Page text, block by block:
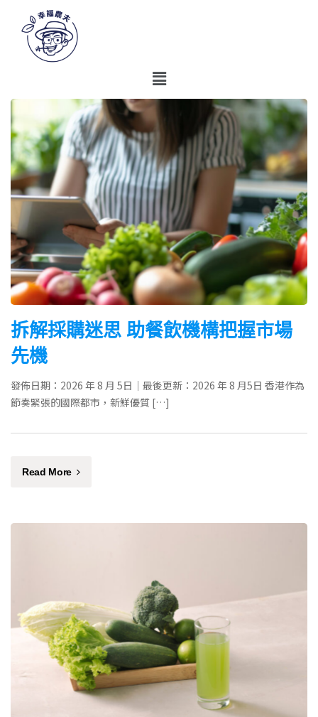
拆解採購迷思 助餐飲機構把握市場
先機
發佈日期：2026 年 8 月 5日｜最後更新：2026 年 8 月5日 香港作為
節奏緊張的國際都市，新鮮優質 […]
Read More